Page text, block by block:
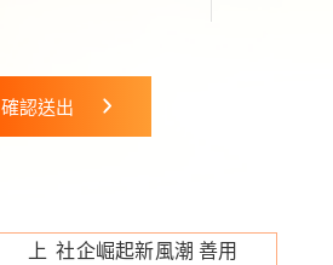
確認送出
上 社企崛起新風潮 善用